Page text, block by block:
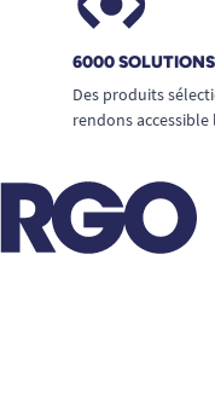
6000
Des produits
rendons